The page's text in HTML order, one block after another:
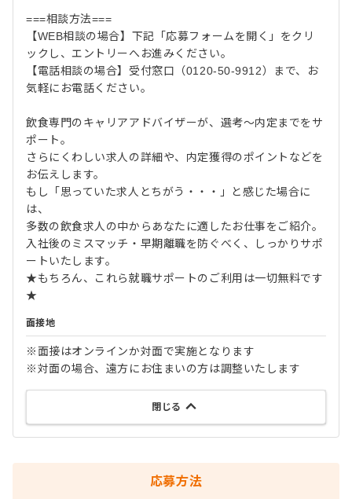
===相談方法===
【WEB相談の場合】下記「応募フォームを開く」をクリ
ックし、エントリーへお進みください。
【電話相談の場合】受付窓口（0120-50-9912）まで、お
気軽にお電話ください。
飲食専門のキャリアアドバイザーが、選考～内定までをサ
ポート。
さらにくわしい求人の詳細や、内定獲得のポイントなどを
お伝えします。
もし「思っていた求人とちがう・・・」と感じた場合に
は、
多数の飲食求人の中からあなたに適したお仕事をご紹介。
入社後のミスマッチ・早期離職を防ぐべく、しっかりサポ
ートいたします。
★もちろん、これら就職サポートのご利用は一切無料です
★
面接地
※面接はオンラインか対面で実施となります
※対面の場合、遠方にお住まいの方は調整いたします
閉じる
応募方法